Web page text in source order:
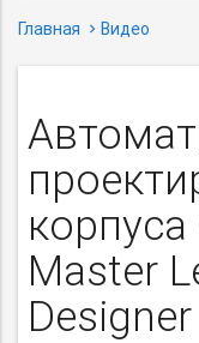
Главная Видео
корпуса
Master